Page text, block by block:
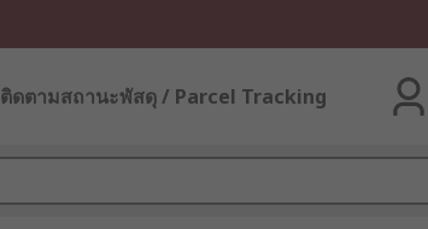
ติดตามสถานะพัสดุ / Parcel Tracking